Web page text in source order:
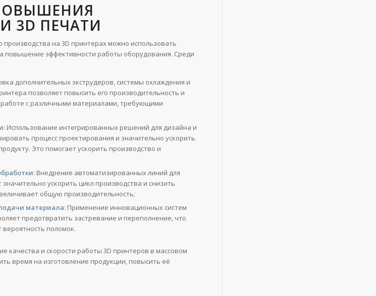
3D ПЕЧАТИ
производства на 3D принтерах можно использовать
повышение эффективности работы оборудования. Среди
дополнительных экструдеров, системы охлаждения и
позволяет повысить его производительность и
с различными материалами, требующими
Использование интегрированных решений для дизайна и
процесс проектирования и значительно ускорить
Это помогает ускорить производство и
Внедрение автоматизированных линий для
ускорить цикл производства и снизить
общую производительность;
материала: Применение инновационных систем
предотвратить застревание и переполнение, что
вероятность поломок.
качества и скорости работы 3D принтеров в массовом
время на изготовление продукции, повысить её